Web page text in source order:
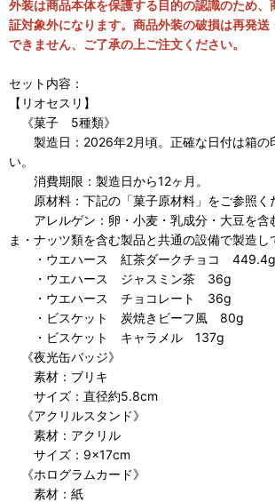
外装は商品本体を保護する目的の認識のため、
証対象外になります。商品外装の破損は再発送
できません、ご了承の上ご注文ください。
セット内容：
【リオセスリ】
《菓子 5種類》
製造日：2026年2月頃。正確な日付は箱の
い。
消費期限：製造日から12ヶ月。
原材料：下記の「菓子原材料」をご参照く
アレルゲン：卵・小麦・乳成分・大豆を含
ま・ナッツ類を含む製品と共通の設備で製造し
・ウエハース 紅茶ダークチョコ 449.4g
・ウエハース ジャスミン茶 36g
・ウエハース チョコレート 36g
・ビスケット 炭焼きビーフ風 80g
・ビスケット キャラメル 137g
《夜光缶バッジ》
素材：ブリキ
サイズ：直径約5.8cm
《アクリルスタンド》
素材：アクリル
サイズ：9×17cm
《ホログラムカード》
素材：紙